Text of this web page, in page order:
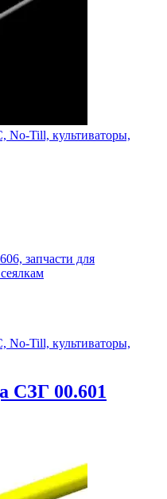
No-Till, культиваторы,
запчасти для
No-Till, культиваторы,
СЗГ 00.601